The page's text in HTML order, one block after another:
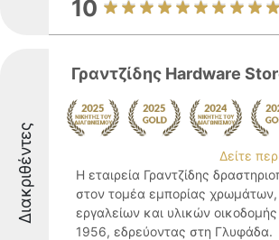
10
Διακριθέντες
Γραντζίδης Hardware
Δείτε
Η εταιρεία Γραντζίδης
στον τομέα εμπορίας χρωμάτων,
εργαλείων και υλικών
1956, εδρεύοντας στη Γλυφάδα.